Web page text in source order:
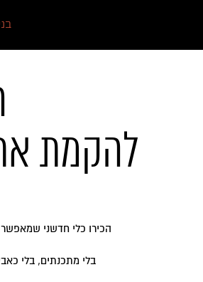
להקמת
הכירו כלי חדשני שמאפשר
בלי מתכנתים, בלי